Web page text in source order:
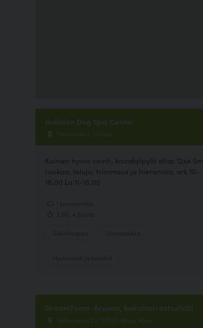
Hollolan Dog Spa Center
Tarmontie 5, Hollola
Koirien hyvin vointi, koirakylpylä allas 12x4.5m,
ruokaa, leluja, trimmaus ja hierontaa. ark 10-
18.00 La 11-16.00
DreamTeam-Areena, koiraharrastushalli
Vakkistentie 22, 37830 Akaa, Akaa